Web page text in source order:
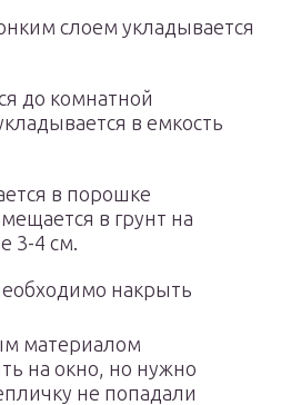
слоем укладывается
до комнатной
в емкость
в порошке
в грунт на
3-4 см.
накрыть
материалом
на окно, но нужно
не попадали